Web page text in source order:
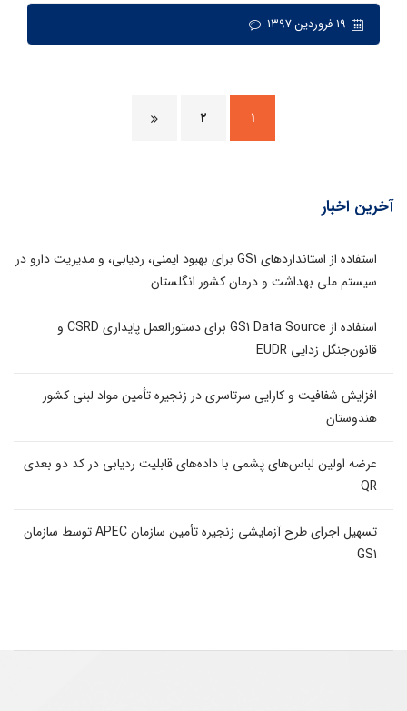
۱ ۲
آخرین اخبار
استفاده از استانداردهای GS1 برای بهبود ایمنی، ردیابی، و مدیریت دارو در
سیستم ملی بهداشت و درمان کشور انگلستان
استفاده از GS1 Data Source برای دستورالعمل پایداری CSRD و
قانون‌جنگل زدایی EUDR
افزایش شفافیت و کارایی سرتاسری در زنجیره تأمین مواد لبنی کشور
هندوستان
عرضه اولین لباس‌های پشمی با داده‌های قابلیت ردیابی در کد دو بعدی
QR
تسهیل اجرای طرح آزمایشی زنجیره تأمین سازمان APEC توسط سازمان
GS1